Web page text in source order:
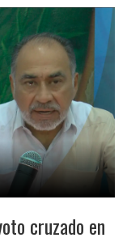
cruzado en